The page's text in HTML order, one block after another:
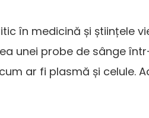
în medicină și științele
unei probe de sânge
ar fi plasmă și celule.